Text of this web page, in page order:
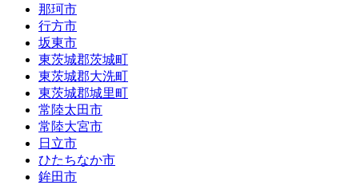
那珂市
行方市
坂東市
東茨城郡茨城町
東茨城郡大洗町
東茨城郡城里町
常陸太田市
常陸大宮市
日立市
ひたちなか市
鉾田市